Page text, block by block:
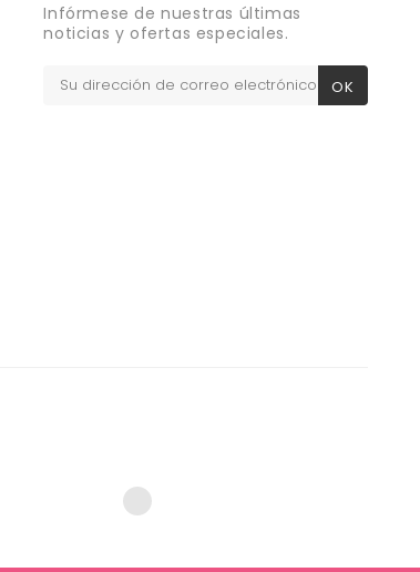
Infórmese de nuestras últimas
noticias y ofertas especiales.